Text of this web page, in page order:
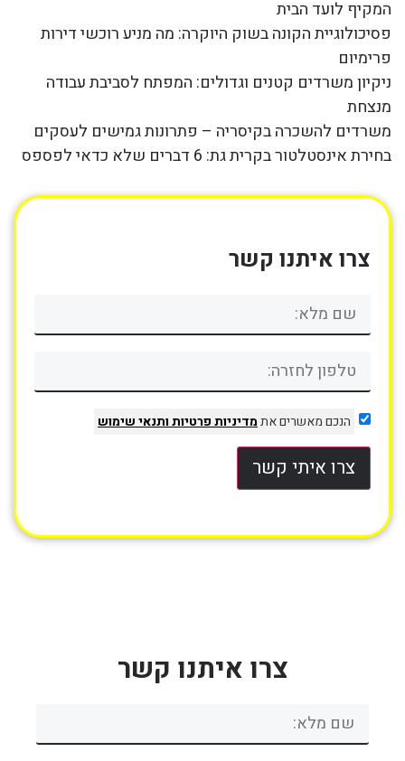
המקיף לועד הבית
פסיכולוגיית הקונה בשוק היוקרה: מה מניע רוכשי דירות
פרימיום
ניקיון משרדים קטנים וגדולים: המפתח לסביבת עבודה
מנצחת
משרדים להשכרה בקיסריה – פתרונות גמישים לעסקים
בחירת אינסטלטור בקרית גת: 6 דברים שלא כדאי לפספס
צרו איתנו קשר
הנכם מאשרים אתמדיניות פרטיותותנאי שימוש
צרו איתי קשר
צרו איתנו קשר